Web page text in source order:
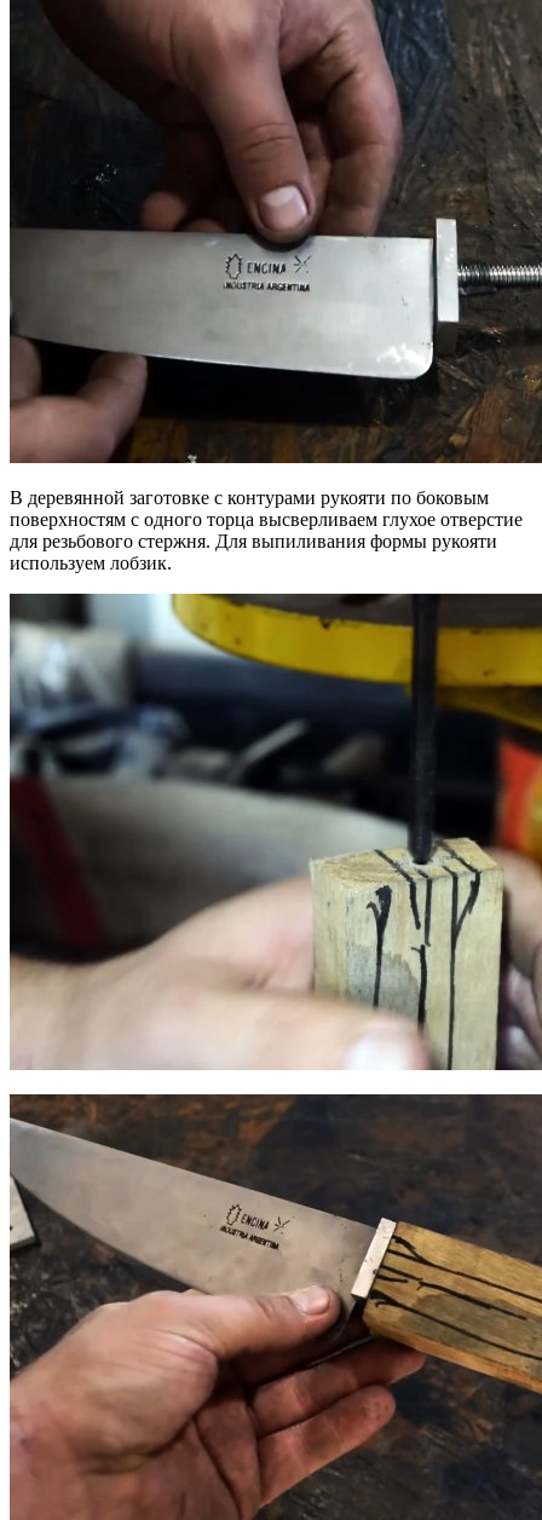
В деревянной заготовке с контурами рукояти по боковым
поверхностям с одного торца высверливаем глухое отверстие
для резьбового стержня. Для выпиливания формы рукояти
используем лобзик.